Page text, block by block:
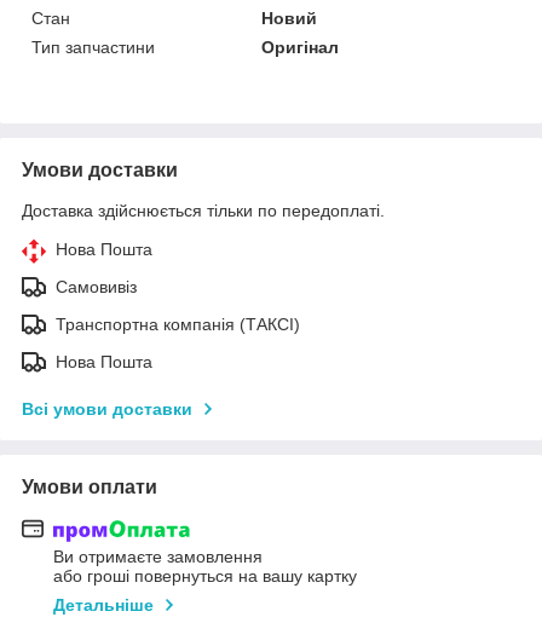
Стан
Новий
Тип запчастини
Оригінал
Умови доставки
Доставка здійснюється тільки по передоплаті.
Нова Пошта
Самовивіз
Транспортна компанія (ТАКСІ)
Нова Пошта
Всі умови доставки
Умови оплати
Ви отримаєте замовлення
або гроші повернуться на вашу картку
Детальніше